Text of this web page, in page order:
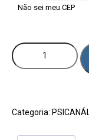
Não sei meu CEP
Categoria: